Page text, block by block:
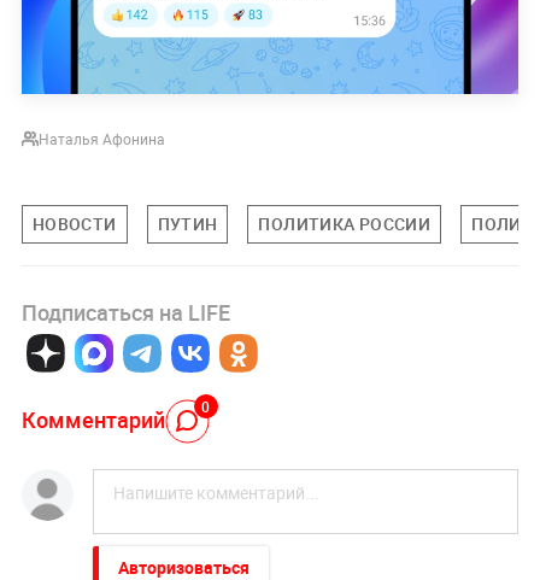
Наталья Афонина
НОВОСТИ ПУТИН ПОЛИТИКА РОССИИ
Подписаться на LIFE
Комментарий 0
Авторизоваться